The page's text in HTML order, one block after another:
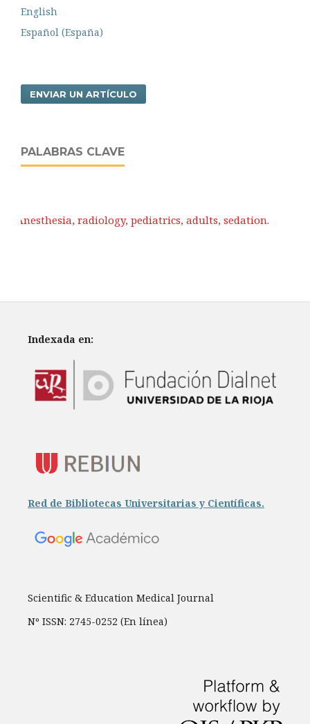
English
Español (España)
ENVIAR UN ARTÍCULO
PALABRAS CLAVE
Anesthesia, radiology, pediatrics, adults, sedation.
Indexada en:
Red de Bibliotecas Universitarias y Científicas.
Scientific & Education Medical Journal
Nº ISSN: 2745-0252 (En línea)